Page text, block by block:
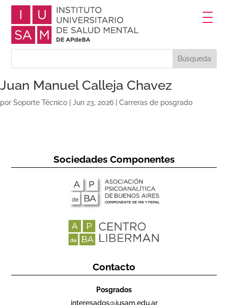
Juan Manuel Calleja Chavez
por Soporte Técnico Jun 23, 2026 Carreras de posgrado
Sociedades Componentes
Contacto
Posgrados
interesados@iusam.edu.ar